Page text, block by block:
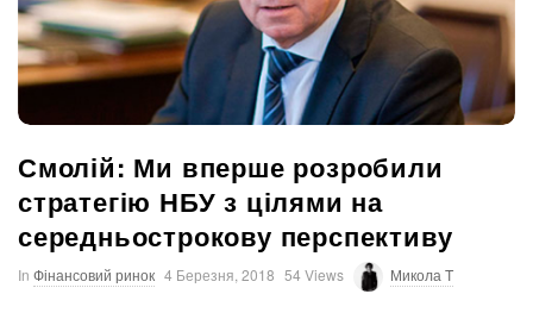
Смолій: Ми вперше розробили
стратегію НБУ з цілями на
середньострокову перспективу
In Фінансовий ринок 4 Березня, 2018 54 Views Микола T